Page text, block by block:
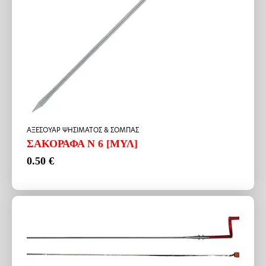
ΑΞΕΣΟΥΑΡ ΨΗΣΙΜΑΤΟΣ & ΣΟΜΠΑΣ
ΣΑΚΟΡΑΦΑ Ν 6 [ΜΥΛ]
0.50 €